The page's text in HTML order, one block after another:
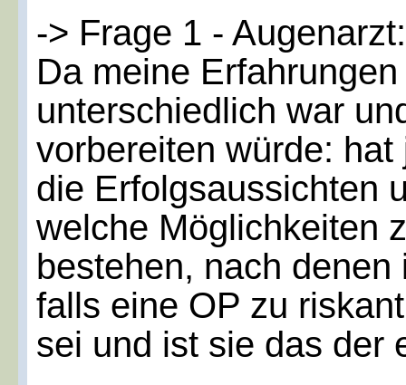
-> Frage 1 - Augenarzt:
Da meine
unterschiedlich war
vorbereiten würde:
die Erfolgsaussichten
welche Möglichkeiten
bestehen, nach
falls eine OP zu
sei und ist sie das der